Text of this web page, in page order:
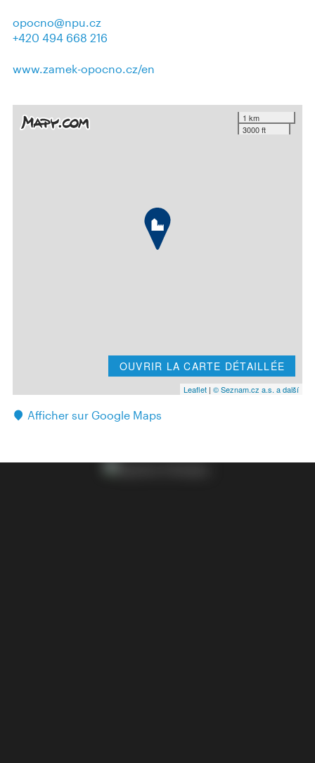
opocno@npu.cz
+420 494 668 216
www.zamek-opocno.cz/en
1 km
3000 ft
OUVRIR LA CARTE DÉTAILLÉE
Leaflet | © Seznam.cz a.s. a další
Afficher sur Google Maps